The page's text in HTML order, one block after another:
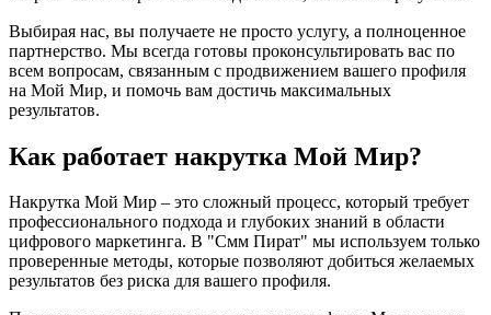
Выбирая нас, вы получаете не просто услугу, а полноценное
партнерство. Мы всегда готовы проконсультировать вас по
всем вопросам, связанным с продвижением вашего профиля
на Мой Мир, и помочь вам достичь максимальных
результатов.
Как работает накрутка Мой Мир?
Накрутка Мой Мир – это сложный процесс, который требует
профессионального подхода и глубоких знаний в области
цифрового маркетинга. В "Смм Пират" мы используем только
проверенные методы, которые позволяют добиться желаемых
результатов без риска для вашего профиля.